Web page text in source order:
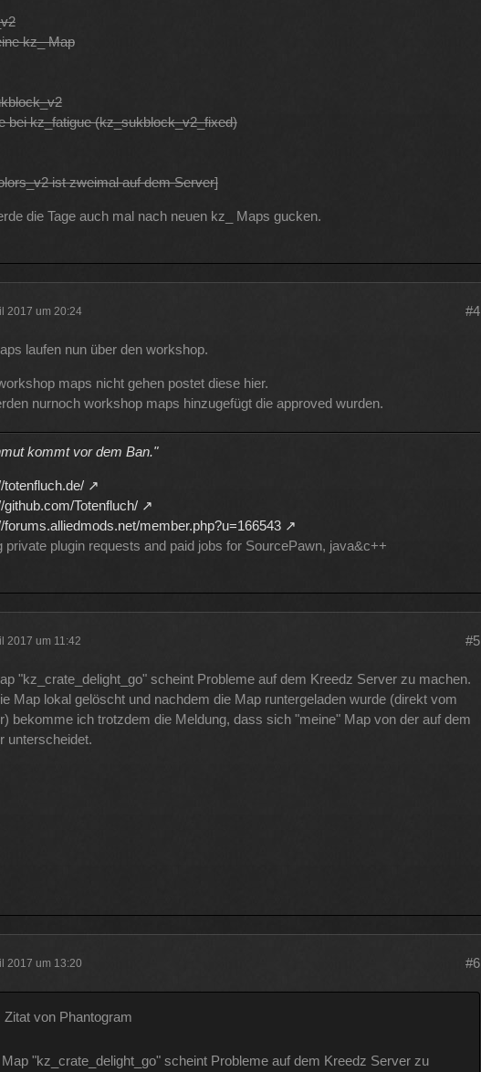
kz_ Map
bei kz_fatigue (kz_sukblock_v2_fixed)
ist zweimal auf dem Server]
die Tage auch mal nach neuen kz_ Maps gucken.
2017 um 20:24 #4
laufen nun über den workshop.
maps nicht gehen postet diese hier.
nurnoch workshop maps hinzugefügt die approved wurden.
kommt vor dem Ban."
totenfluch.de/
github.com/Totenfluch/
forums.alliedmods.net/member.php?u=166543
private plugin requests and paid jobs for SourcePawn, java&c++
2017 um 11:42 #5
"kz_crate_delight_go" scheint Probleme auf dem Kreedz Server zu machen.
Map lokal gelöscht und nachdem die Map runtergeladen wurde (direkt vom
bekomme ich trotzdem die Meldung, dass sich "meine" Map von der auf dem
unterscheidet.
2017 um 13:20 #6
Zitat von Phantogram
Map "kz_crate_delight_go" scheint Probleme auf dem Kreedz Server zu